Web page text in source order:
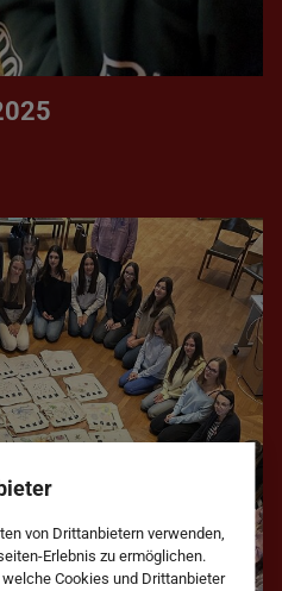
von Drittanbietern verwenden,
Erlebnis zu ermöglichen.
Cookies und Drittanbieter